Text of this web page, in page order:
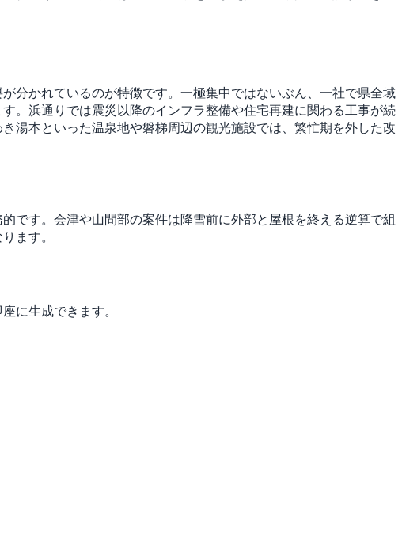
分かれているのが特徴です。一極集中ではないぶん、一社で県全域
。浜通りでは震災以降のインフラ整備や住宅再建に関わる工事が続
湯本といった温泉地や磐梯周辺の観光施設では、繁忙期を外した改
です。会津や山間部の案件は降雪前に外部と屋根を終える逆算で組
ます。
に生成できます。